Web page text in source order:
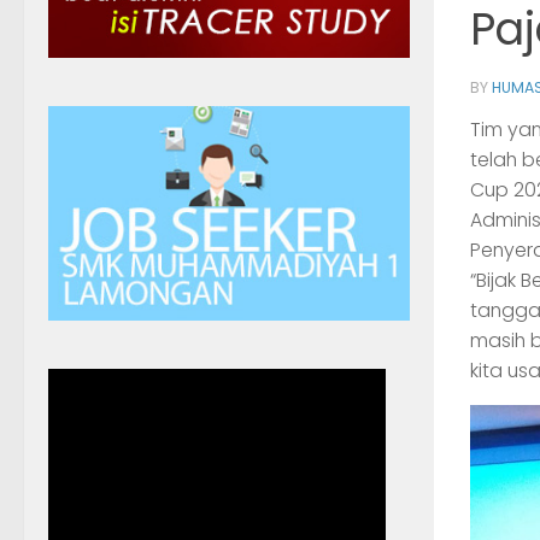
BY
Tim
telah
Cup
“Bijak
masih
kita